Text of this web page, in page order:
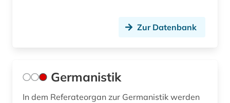
Zur Datenbank
Germanistik
In dem Referateorgan zur Germanistik werden